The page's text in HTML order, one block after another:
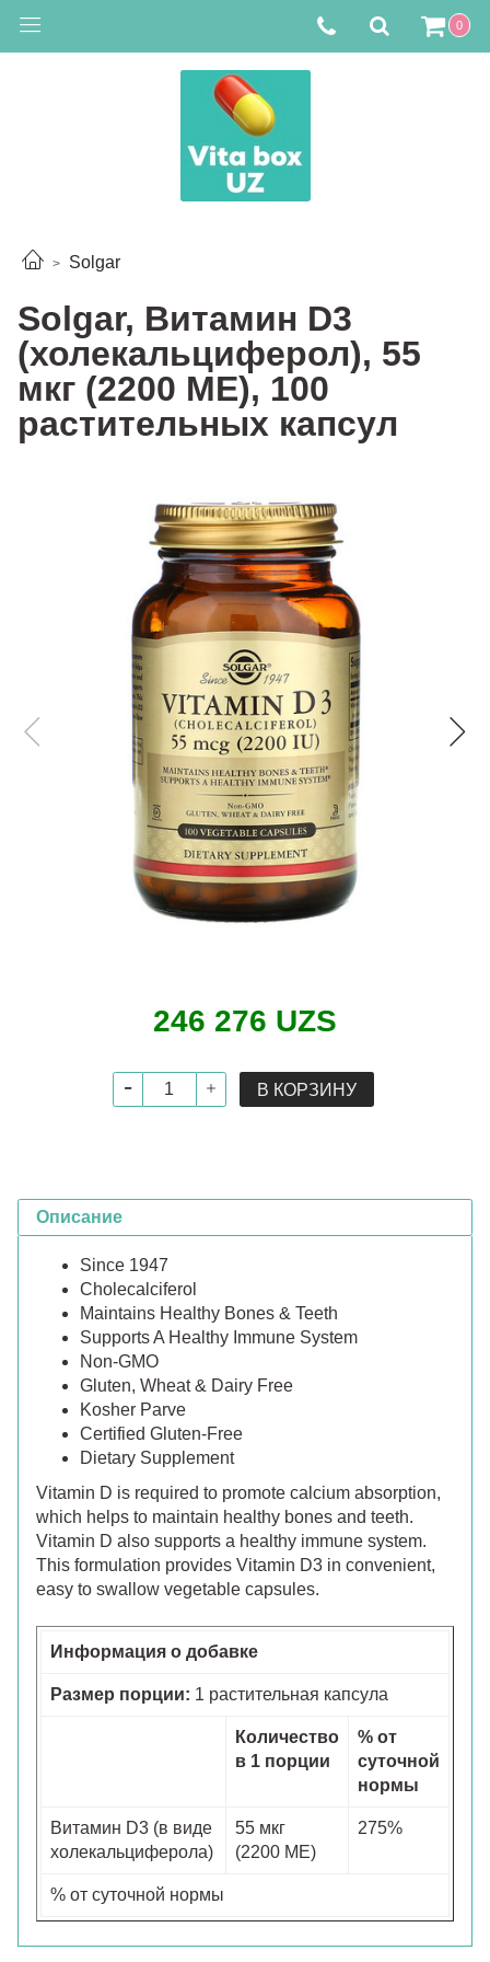
0
Solgar
Solgar, Витамин D3
(холекальциферол), 55
мкг (2200 МЕ), 100
растительных капсул
246 276 UZS
В КОРЗИНУ
Описание
Since 1947
Cholecalciferol
Maintains Healthy Bones & Teeth
Supports A Healthy Immune System
Non-GMO
Gluten, Wheat & Dairy Free
Kosher Parve
Certified Gluten-Free
Dietary Supplement
Vitamin D is required to promote calcium absorption,
which helps to maintain healthy bones and teeth.
Vitamin D also supports a healthy immune system.
This formulation provides Vitamin D3 in convenient,
easy to swallow vegetable capsules.
Информация о добавке
Размер порции: 1 растительная капсула
Количество
в 1 порции
% от
суточной
нормы
Витамин D3 (в виде
холекальциферола)
55 мкг
(2200 МЕ)
275%
% от суточной нормы